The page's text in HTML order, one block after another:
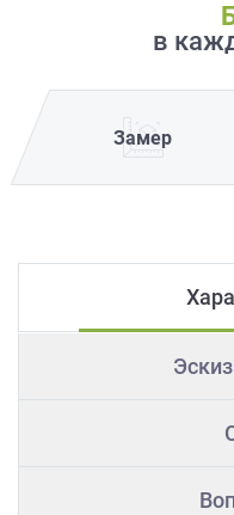
в
Замер